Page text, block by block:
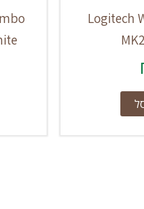
Logitech